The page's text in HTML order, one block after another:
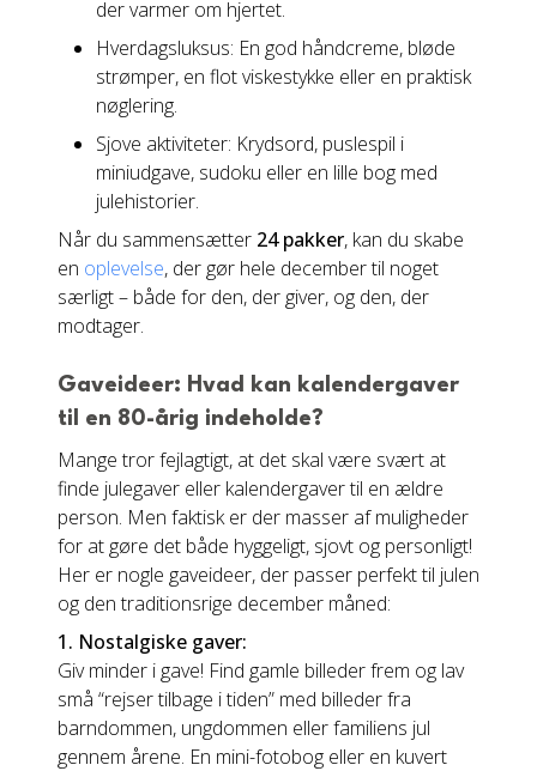
der varmer om hjertet.
Hverdagsluksus: En god håndcreme, bløde
strømper, en flot viskestykke eller en praktisk
nøglering.
Sjove aktiviteter: Krydsord, puslespil i
miniudgave, sudoku eller en lille bog med
julehistorier.
Når du sammensætter 24 pakker, kan du skabe
en oplevelse, der gør hele december til noget
særligt – både for den, der giver, og den, der
modtager.
Gaveideer: Hvad kan kalendergaver
til en 80-årig indeholde?
Mange tror fejlagtigt, at det skal være svært at
finde julegaver eller kalendergaver til en ældre
person. Men faktisk er der masser af muligheder
for at gøre det både hyggeligt, sjovt og personligt!
Her er nogle gaveideer, der passer perfekt til julen
og den traditionsrige december måned:
1. Nostalgiske gaver:
Giv minder i gave! Find gamle billeder frem og lav
små “rejser tilbage i tiden” med billeder fra
barndommen, ungdommen eller familiens jul
gennem årene. En mini-fotobog eller en kuvert